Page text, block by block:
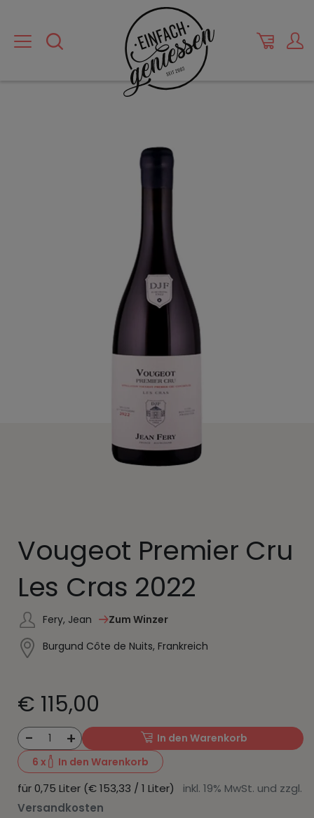
Vougeot Premier Cru
Les Cras 2022
Fery, Jean
Zum Winzer
Burgund Côte de Nuits, Frankreich
€ 115,00
- 1 +
In den Warenkorb
6 x In den Warenkorb
für 0,75 Liter (€ 153,33 / 1 Liter) inkl. 19% MwSt. und zzgl.
Versandkosten